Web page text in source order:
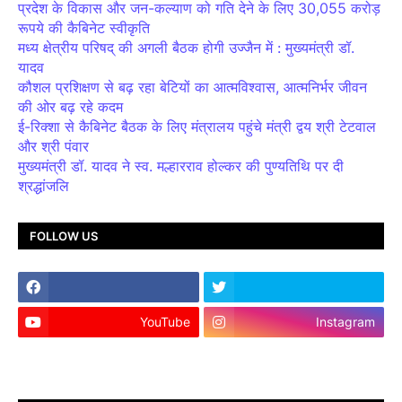
प्रदेश के विकास और जन-कल्याण को गति देने के लिए 30,055 करोड़
रूपये की कैबिनेट स्वीकृति
मध्य क्षेत्रीय परिषद् की अगली बैठक होगी उज्जैन में : मुख्यमंत्री डॉ.
यादव
कौशल प्रशिक्षण से बढ़ रहा बेटियों का आत्मविश्वास, आत्मनिर्भर जीवन
की ओर बढ़ रहे कदम
ई-रिक्शा से कैबिनेट बैठक के लिए मंत्रालय पहुंचे मंत्री द्वय श्री टेटवाल
और श्री पंवार
मुख्यमंत्री डॉ. यादव ने स्व. मल्हारराव होल्कर की पुण्यतिथि पर दी
श्रद्धांजलि
FOLLOW US
YouTube Instagram